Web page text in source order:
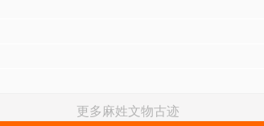
更多麻姓文物古迹